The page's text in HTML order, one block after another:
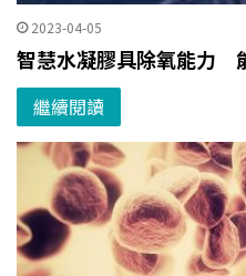
2023-04-05
智慧水凝膠具除氧能力
繼續閱讀